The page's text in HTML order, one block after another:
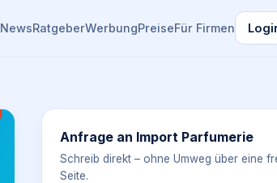
NewsRatgeberWerbungPreiseFür Firmen
Anfrage an Import Parfumerie
Schreib direkt – ohne Umweg über eine
Seite.